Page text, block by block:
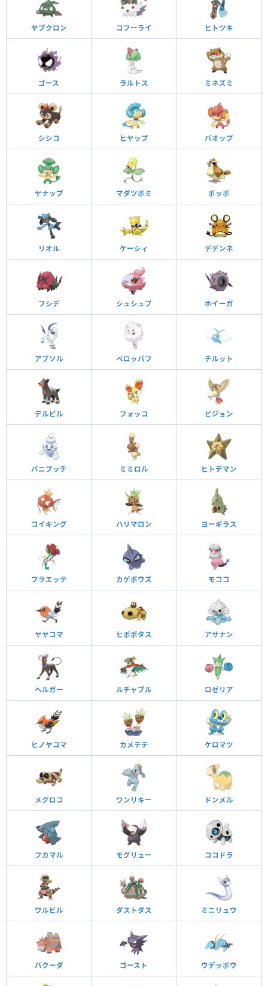
ヤブクロン コフーライ ヒトツキ
ゴース ラルトス ミネズミ
シシコ ヒヤップ バオップ
ヤナップ マダツボミ ポッポ
リオル ケーシィ デデンネ
フシデ シュシュプ ホイーガ
アブソル ペロッパフ チルット
デルビル フォッコ ピジョン
バニプッチ ミミロル ヒトデマン
コイキング ハリマロン ヨーギラス
フラエッテ カゲボウズ モココ
ヤヤコマ ヒポポタス アサナン
ヘルガー ルチャブル ロゼリア
ヒノヤコマ カメテテ ケロマツ
メグロコ ワンリキー ドンメル
フカマル モグリュー ココドラ
ワルビル ダストダス ミニリュウ
バクーダ ゴースト ウデッポウ